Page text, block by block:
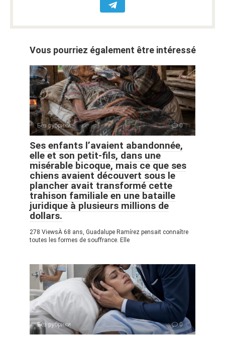
Vous pourriez également être intéressé
Без рубрики 0
Ses enfants l’avaient abandonnée,
elle et son petit-fils, dans une
misérable bicoque, mais ce que ses
chiens avaient découvert sous le
plancher avait transformé cette
trahison familiale en une bataille
juridique à plusieurs millions de
dollars.
278 ViewsÀ 68 ans, Guadalupe Ramírez pensait connaître
toutes les formes de souffrance. Elle
Без рубрики 0